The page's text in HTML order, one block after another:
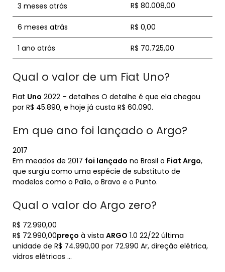
3 meses atrás R$ 80.008,00
6 meses atrás R$ 0,00
1 ano atrás R$ 70.725,00
Qual o valor de um Fiat Uno?
Fiat Uno 2022 – detalhes O detalhe é que ela chegou
por R$ 45.890, e hoje já custa R$ 60.090.
Em que ano foi lançado o Argo?
2017
Em meados de 2017 foi lançado no Brasil o Fiat Argo,
que surgiu como uma espécie de substituto de
modelos como o Palio, o Bravo e o Punto.
Qual o valor do Argo zero?
R$ 72.990,00
R$ 72.990,00preço à vista ARGO 1.0 22/22 última
unidade de R$ 74.990,00 por 72.990 Ar, direção elétrica,
vidros elétricos …